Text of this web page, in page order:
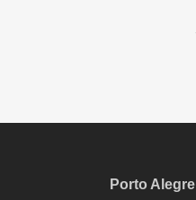
Porto Alegre